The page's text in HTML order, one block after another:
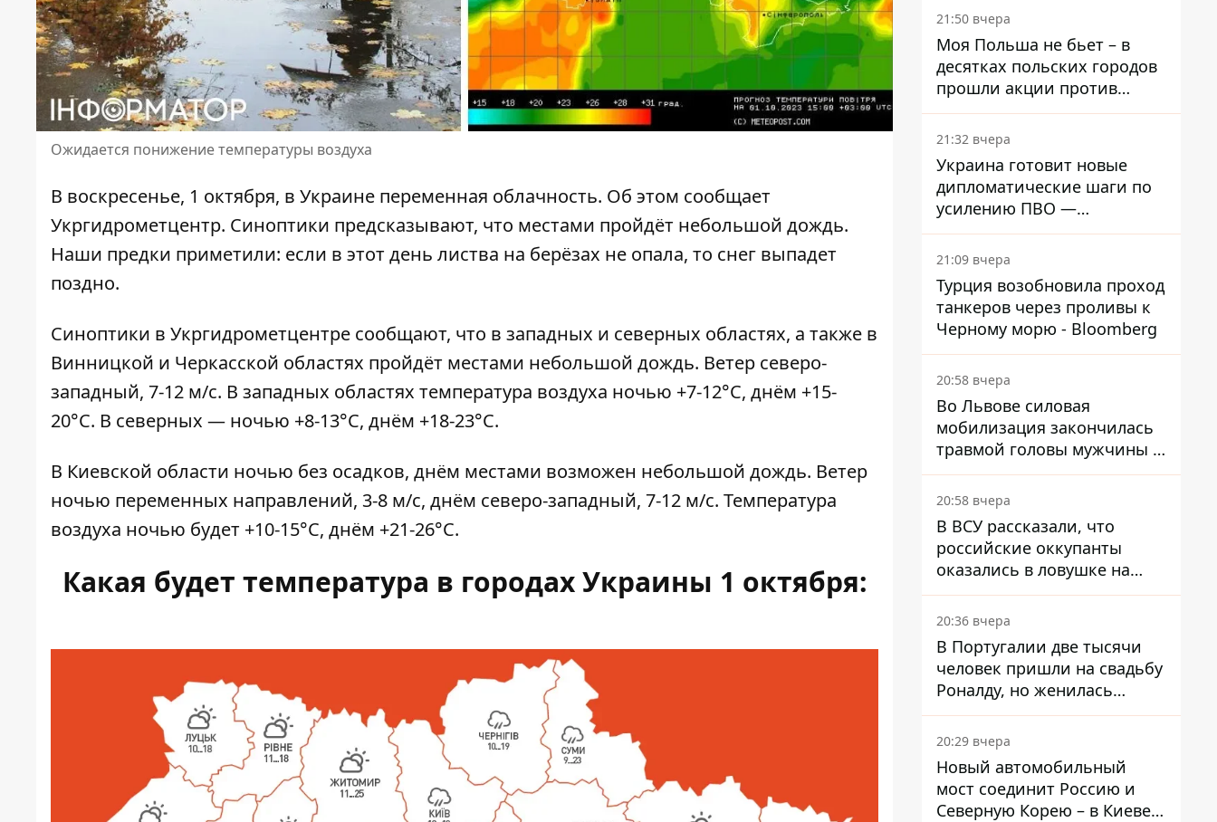
Ожидается понижение температуры воздуха
В воскресенье, 1 октября, в Украине переменная облачность. Об этом сообщает
Укргидрометцентр. Синоптики предсказывают, что местами пройдёт небольшой дождь.
Наши предки приметили: если в этот день листва на берёзах не опала, то снег выпадет
поздно.
Синоптики в Укргидрометцентре сообщают, что в западных и северных областях, а также в
Винницкой и Черкасской областях пройдёт местами небольшой дождь. Ветер северо-
западный, 7-12 м/с. В западных областях температура воздуха ночью +7-12°С, днём ​​+15-
20°С. В северных — ночью +8-13°С, днём ​​+18-23°С.
В Киевской области ночью без осадков, днём ​​местами возможен небольшой дождь. Ветер
ночью переменных направлений, 3-8 м/с, днём ​​северо-западный, 7-12 м/с. Температура
воздуха ночью будет +10-15°С, днём ​​+21-26°С.
Какая будет температура в городах Украины 1 октября:
21:50 вчера
Моя Польша не бьет – в
десятках польских городов
прошли акции против
нападений на украинцев
21:32 вчера
Украина готовит новые
дипломатические шаги по
усилению ПВО —
Зеленский
21:09 вчера
Турция возобновила проход
танкеров через проливы к
Черному морю - Bloomberg
20:58 вчера
Во Львове силовая
мобилизация закончилась
травмой головы мужчины -
его дочери распылили газ в
глаза
20:58 вчера
В ВСУ рассказали, что
российские оккупанты
оказались в ловушке на
Кинбурнской косе
20:36 вчера
В Португалии две тысячи
человек пришли на свадьбу
Роналду, но женилась
совсем другая пара
20:29 вчера
Новый автомобильный
мост соединит Россию и
Северную Корею – в Киеве